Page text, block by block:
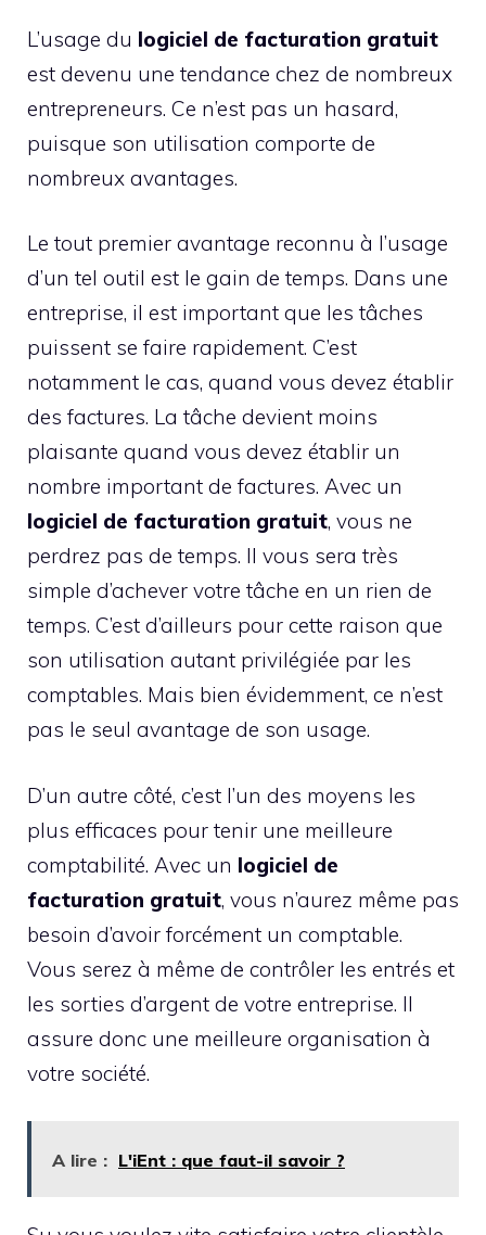
L’usage du logiciel de facturation gratuit
est devenu une tendance chez de nombreux
entrepreneurs. Ce n’est pas un hasard,
puisque son utilisation comporte de
nombreux avantages.
Le tout premier avantage reconnu à l’usage
d’un tel outil est le gain de temps. Dans une
entreprise, il est important que les tâches
puissent se faire rapidement. C’est
notamment le cas, quand vous devez établir
des factures. La tâche devient moins
plaisante quand vous devez établir un
nombre important de factures. Avec un
logiciel de facturation gratuit, vous ne
perdrez pas de temps. Il vous sera très
simple d’achever votre tâche en un rien de
temps. C’est d’ailleurs pour cette raison que
son utilisation autant privilégiée par les
comptables. Mais bien évidemment, ce n’est
pas le seul avantage de son usage.
D’un autre côté, c’est l’un des moyens les
plus efficaces pour tenir une meilleure
comptabilité. Avec un logiciel de
facturation gratuit, vous n’aurez même pas
besoin d’avoir forcément un comptable.
Vous serez à même de contrôler les entrés et
les sorties d’argent de votre entreprise. Il
assure donc une meilleure organisation à
votre société.
A lire : L'iEnt : que faut-il savoir ?